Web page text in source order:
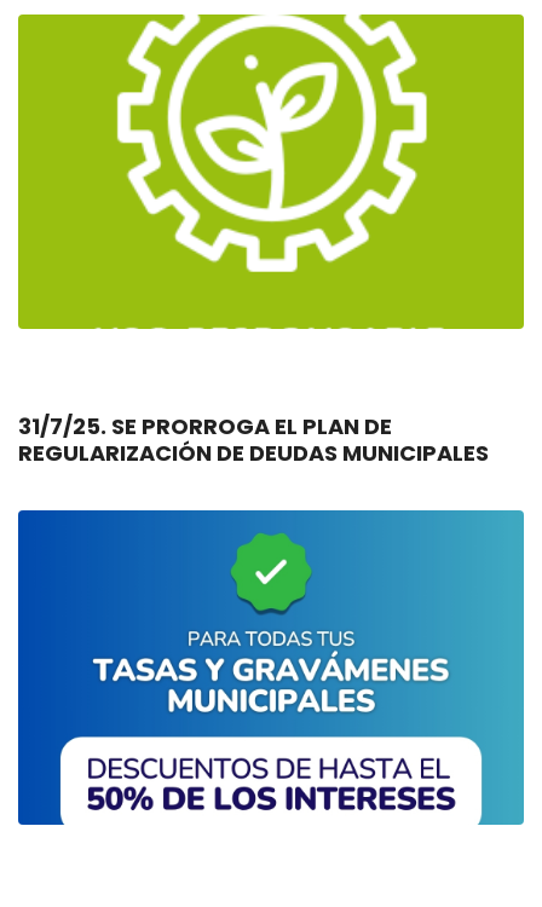
31/7/25. SE PRORROGA EL PLAN DE
REGULARIZACIÓN DE DEUDAS MUNICIPALES